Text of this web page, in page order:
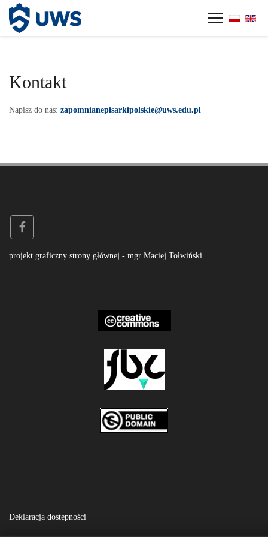
Panel zarządzania plikami cookies
Kontakt
Napisz do nas: zapomnianepisarkipolskie@uws.edu.pl
projekt graficzny strony głównej - mgr Maciej Tołwiński
Deklaracja dostępności